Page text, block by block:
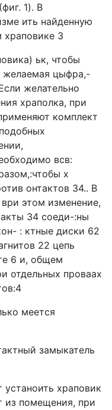
1). В
ить найденную
3
ьк, чтобы
желаемая цыфра,-
желательно
храполка, при
комплект
всв:
х
онтактов 34.. В
этом изменение,
34 соеди-:ны
: ктные диски 62
22 цепь
6 и, общем
отдельных проваах
меется
замыкатель
храповик
из помещения, при